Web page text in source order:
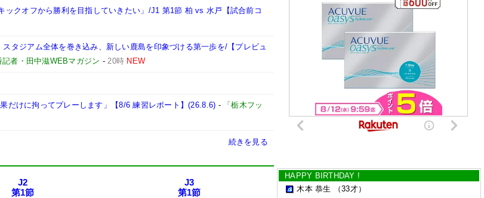
ックオフから勝利を目指していきたい」/J1 第1節 柏 vs 水戸【試合前コ
タジアム全体を巻き込み、新しい鹿島を印象づける第一歩を/【プレビュ
記者・田中滋WEBマガジン -20時 NEW
だけに拘ってプレーします」【8/6 練習レポート】(26.8.6) -
「栃木フッ
続きを見る
J2
第1節
J3
第1節
HAPPY BIRTHDAY !
木本 恭生
（33才）